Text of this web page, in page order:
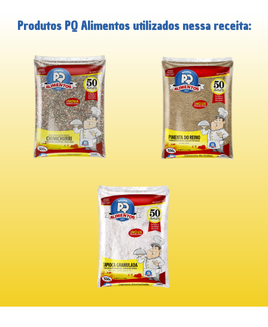
Produtos PQ Alimentos utilizados nessa receita: